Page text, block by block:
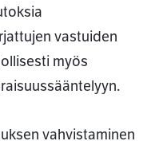
vastuiden
myös
vahvistaminen